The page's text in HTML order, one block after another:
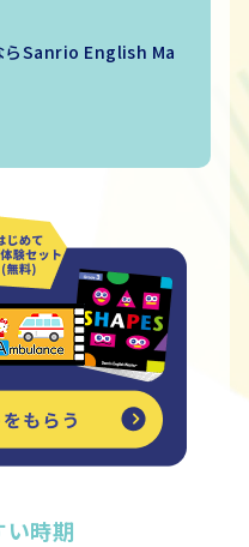
らSanrio English Ma
い時期